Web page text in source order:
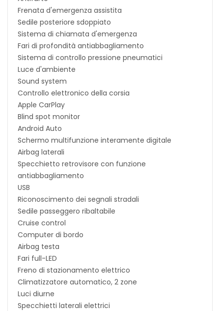
Frenata d'emergenza assistita
Sedile posteriore sdoppiato
Sistema di chiamata d'emergenza
Fari di profondità antiabbagliamento
Sistema di controllo pressione pneumatici
Luce d'ambiente
Sound system
Controllo elettronico della corsia
Apple CarPlay
Blind spot monitor
Android Auto
Schermo multifunzione interamente digitale
Airbag laterali
Specchietto retrovisore con funzione
antiabbagliamento
USB
Riconoscimento dei segnali stradali
Sedile passeggero ribaltabile
Cruise control
Computer di bordo
Airbag testa
Fari full-LED
Freno di stazionamento elettrico
Climatizzatore automatico, 2 zone
Luci diurne
Specchietti laterali elettrici